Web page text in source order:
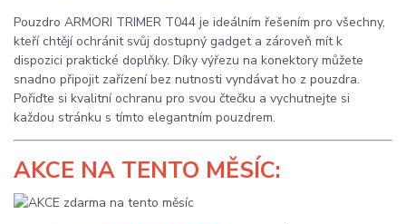
Pouzdro ARMORI TRIMER T044 je ideálním řešením pro všechny,
kteří chtějí ochránit svůj dostupný gadget a zároveň mít k
dispozici praktické doplňky. Díky výřezu na konektory můžete
snadno připojit zařízení bez nutnosti vyndávat ho z pouzdra.
Pořiďte si kvalitní ochranu pro svou čtečku a vychutnejte si
každou stránku s tímto elegantním pouzdrem.
AKCE NA TENTO MĚSÍC: